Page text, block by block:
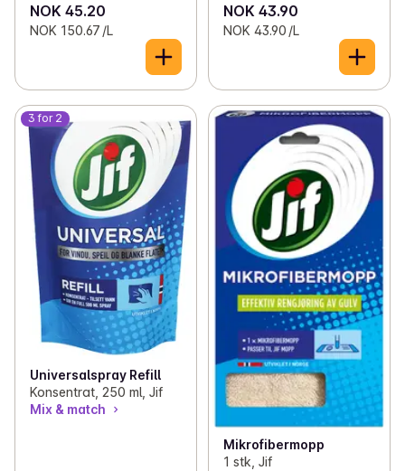
NOK 45.20
NOK 150.67 /L
NOK 43.90
NOK 43.90 /L
3 for 2
Universalspray Refill
Konsentrat, 250 ml, Jif
Mix & match
Mikrofibermopp
1 stk, Jif